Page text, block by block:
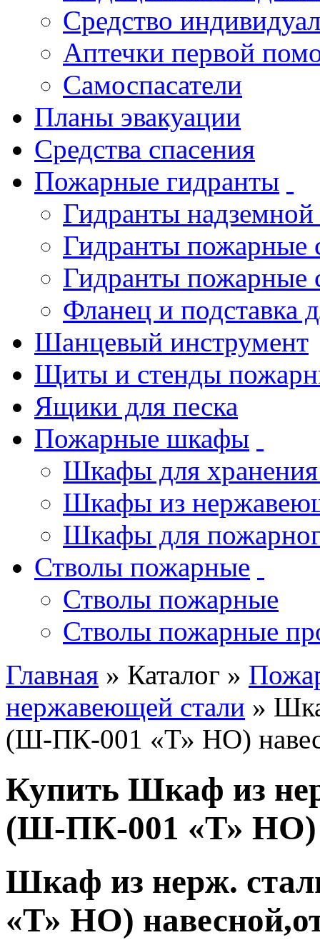
Средство
Аптечки первой
Самоспасатели
Планы эвакуации
Средства спасения
Пожарные гидранты
Гидранты
Гидранты пожарные
Гидранты пожарные
Фланец и подставка
Шанцевый инструмент
Щиты и стенды
Ящики для песка
Пожарные шкафы
Шкафы для хранения
Шкафы из
Шкафы для
Стволы пожарные
Стволы пожарные
Стволы пожарные
Главная » Каталог »
нержавеющей стали »
(Ш-ПК-001 «Т» НО)
Купить Шкаф из
(Ш-ПК-001 «Т» НО)
Шкаф из нерж.
«Т» НО)